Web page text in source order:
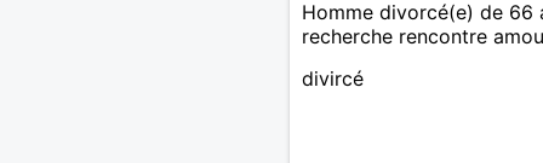
Homme divorcé(e) de 66
recherche rencontre
divircé